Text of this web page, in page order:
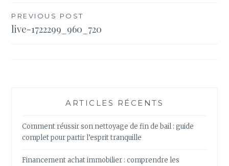
Navigation
de
PREVIOUS POST
live-1722299_960_720
ARTICLES RÉCENTS
Comment réussir son nettoyage de fin de bail : guide
complet pour partir l’esprit tranquille
Financement achat immobilier : comprendre les